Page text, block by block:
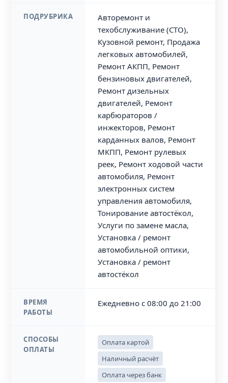
ПОДРУБРИКА
Авторемонт и
техобслуживание (СТО),
Кузовной ремонт, Продажа
легковых автомобилей,
Ремонт АКПП, Ремонт
бензиновых двигателей,
Ремонт дизельных
двигателей, Ремонт
карбюраторов /
инжекторов, Ремонт
карданных валов, Ремонт
МКПП, Ремонт рулевых
реек, Ремонт ходовой части
автомобиля, Ремонт
электронных систем
управления автомобиля,
Тонирование автостёкол,
Услуги по замене масла,
Установка / ремонт
автомобильной оптики,
Установка / ремонт
автостёкол
ВРЕМЯ
РАБОТЫ
Ежедневно с 08:00 до 21:00
СПОСОБЫ
ОПЛАТЫ
Оплата картой
Наличный расчёт
Оплата через банк